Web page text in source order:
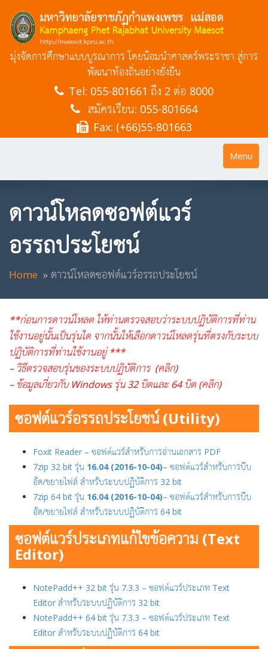
มุ่งจัดการศึกษาแบบบูรณาการ โดยน้อมนำศาสตร์พระราชา สู่การ
พัฒนาท้องถิ่นอย่างยั่งยืน
Tel: 055-801661 ถึง 2 ต่อ 8000
สมัครเรียน: 055-801664
Fax: (+66)55-801663
Toggle
Menu
ดาวน์โหลดซอฟต์แวร์
อรรถประโยชน์
Home ดาวน์โหลดซอฟต์แวร์อรรถประโยชน์
**ก่อนการดาวน์โหลด ให้ท่านตรวจสอบว่าระบบปฏิบัติการที่ท่าน
ใช้งานอยู่นั้นเป็นรุ่นใด จากนั้นให้เลือกดาวน์โหลดรุ่นที่ตรงกับระบบ
ปฏิบัติการที่ท่านใช้งานอยู่ ***
– วิธีตรวจสอบรุ่นของระบบปฏิบัติการ (คลิก)
– ข้อมูลเกี่ยวกับ Windows รุ่น 32 บิตและ 64 บิต (คลิก)
ซอฟต์แวร์อรรถประโยชน์ (Utility)
Foxit Reader – ซอฟต์แวร์สำหรับการอ่านเอกสาร PDF
7zip 32 bit รุ่น 16.04 (2016-10-04)– ซอฟต์แวร์สำหรับการบีบ
อัด/ขยายไฟล์ สำหรับระบบปฏิบัติการ 32 bit
7zip 64 bit รุ่น 16.04 (2016-10-04)– ซอฟต์แวร์สำหรับการบีบ
อัด/ขยายไฟล์ สำหรับระบบปฏิบัติการ 64 bit
ซอฟต์แวร์ประเภทแก้ไขข้อความ (Text
Editor)
NotePadd++ 32 bit รุ่น 7.3.3 – ซอฟต์แวร์ประเภท Text
Editor สำหรับระบบปฏิบัติการ 32 bit
NotePadd++ 64 bit รุ่น 7.3.3 – ซอฟต์แวร์ประเภท Text
Editor สำหรับระบบปฏิบัติการ 64 bit